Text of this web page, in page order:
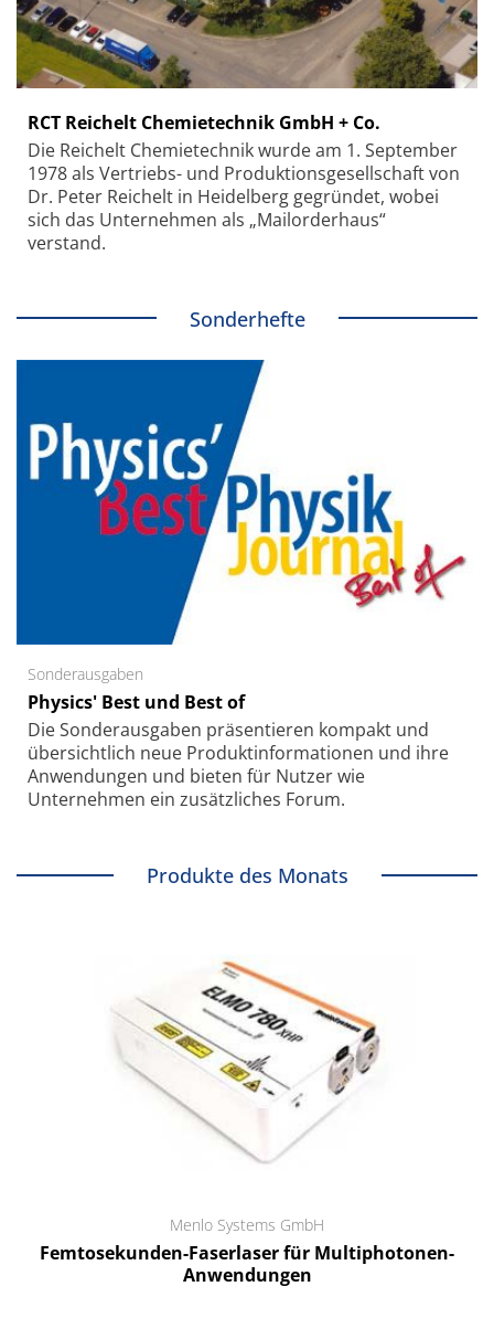
RCT Reichelt Chemietechnik GmbH + Co.
Die Reichelt Chemietechnik wurde am 1. September
1978 als Vertriebs- und Produktionsgesellschaft von
Dr. Peter Reichelt in Heidelberg gegründet, wobei
sich das Unternehmen als „Mailorderhaus“
verstand.
Sonderhefte
Sonderausgaben
Physics' Best und Best of
Die Sonder­ausgaben präsentieren kompakt und
übersichtlich neue Produkt­informationen und ihre
Anwendungen und bieten für Nutzer wie
Unternehmen ein zusätzliches Forum.
Produkte des Monats
Menlo Systems GmbH
Femtosekunden-Faserlaser für Multiphotonen-
Anwendungen